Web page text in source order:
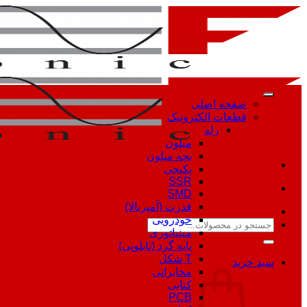
Skip
جستجو
سبد خرید
صفحه اصلی
قطعات الکترونیک
رله
میلون
بچه میلون
پکیجی
SSR
SMD
قدرت (آمپربالا)
خودرویی
مینیاتوری
پایه گرد (تابلویی)
T شکل
مخابراتی
کتابی
PCB